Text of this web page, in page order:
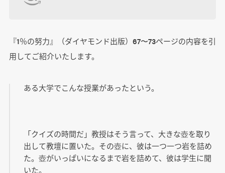
『1％の努力』（ダイヤモンド出版）67〜73ページの内容を引
用してご紹介いたします。
ある大学でこんな授業があったという。
「クイズの時間だ」教授はそう言って、大きな壺を取り
出して教壇に置いた。その壺に、彼は一つ一つ岩を詰め
た。壺がいっぱいになるまで岩を詰めて、彼は学生に聞
いた。